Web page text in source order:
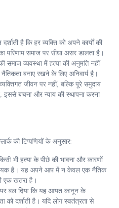
है कि हर व्यक्ति को अपने कार्यों की
का परिणाम समाज पर सीधा असर डालता है।
समाज व्यवस्था में हत्या की अनुमति नहीं
बनाए रखने के लिए अनिवार्य है।
जीवन पर नहीं, बल्कि पूरे समुदाय
इससे बचना और न्याय की स्थापना करना
की टिप्पणियों के अनुसार:
भी हत्या के पीछे की भावना और कारणों
है। यह अपने आप में न केवल एक नैतिक
एक खतरा है।
पर बल दिया कि यह आयत कानून के
को दर्शाती है। यदि लोग स्वतंत्रता से